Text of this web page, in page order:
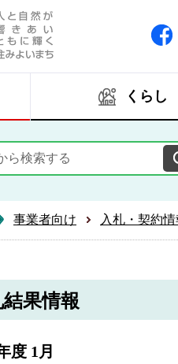
くらし
事業者向け 入札・契約
結果情報
度 1月